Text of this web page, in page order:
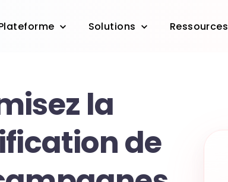
Solutions Ressources
la
de